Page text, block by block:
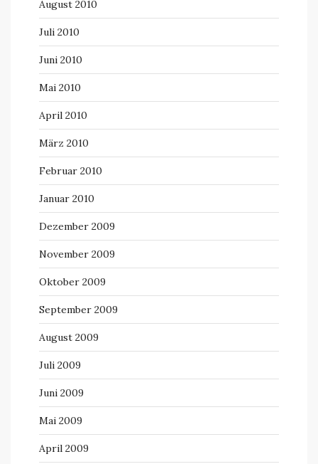
August 2010
Juli 2010
Juni 2010
Mai 2010
April 2010
März 2010
Februar 2010
Januar 2010
Dezember 2009
November 2009
Oktober 2009
September 2009
August 2009
Juli 2009
Juni 2009
Mai 2009
April 2009